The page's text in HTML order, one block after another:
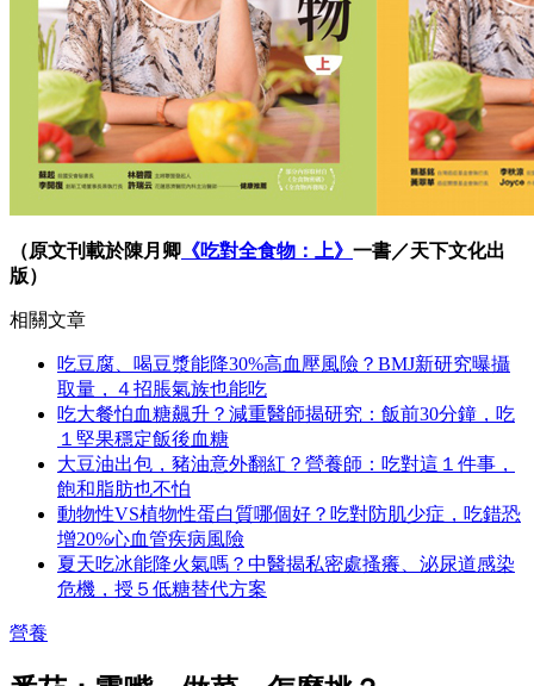
（原文刊載於陳月卿 《吃對全食物：上》 一書／天下文化出
版）
相關文章
吃豆腐、喝豆漿能降30%高血壓風險？BMJ新研究曝攝
取量，４招脹氣族也能吃
吃大餐怕血糖飆升？減重醫師揭研究：飯前30分鐘，吃
１堅果穩定飯後血糖
大豆油出包，豬油意外翻紅？營養師：吃對這１件事，
飽和脂肪也不怕
動物性VS植物性蛋白質哪個好？吃對防肌少症，吃錯恐
增20%心血管疾病風險
夏天吃冰能降火氣嗎？中醫揭私密處搔癢、泌尿道感染
危機，授５低糖替代方案
營養